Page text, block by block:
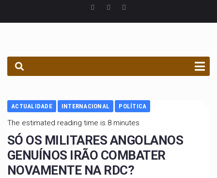
ACTUALIDADE INTERNACIONAL POLÍTICA
The estimated reading time is 8 minutes
SÓ OS MILITARES ANGOLANOS
GENUÍNOS IRÃO COMBATER
NOVAMENTE NA RDC?